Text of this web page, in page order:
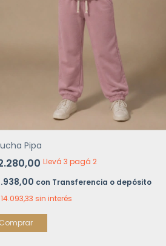
Pipa
Llevá 3 pagá 2
con Transferencia o depósito
sin interés
Comprar